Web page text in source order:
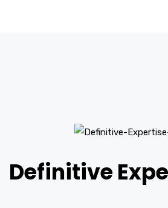
Definitive